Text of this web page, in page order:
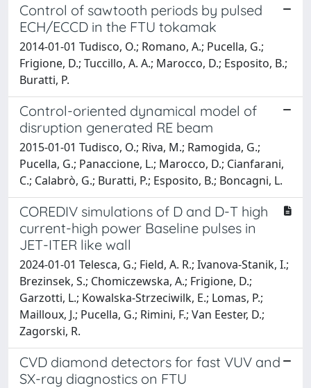
Control of sawtooth periods by pulsed
ECH/ECCD in the FTU tokamak
2014-01-01 Tudisco, O.; Romano, A.; Pucella, G.;
Frigione, D.; Tuccillo, A. A.; Marocco, D.; Esposito, B.;
Buratti, P.
Control-oriented dynamical model of
disruption generated RE beam
2015-01-01 Tudisco, O.; Riva, M.; Ramogida, G.;
Pucella, G.; Panaccione, L.; Marocco, D.; Cianfarani,
C.; Calabrò, G.; Buratti, P.; Esposito, B.; Boncagni, L.
COREDIV simulations of D and D-T high
current-high power Baseline pulses in
JET-ITER like wall
2024-01-01 Telesca, G.; Field, A. R.; Ivanova-Stanik, I.;
Brezinsek, S.; Chomiczewska, A.; Frigione, D.;
Garzotti, L.; Kowalska-Strzeciwilk, E.; Lomas, P.;
Mailloux, J.; Pucella, G.; Rimini, F.; Van Eester, D.;
Zagorski, R.
CVD diamond detectors for fast VUV and
SX-ray diagnostics on FTU